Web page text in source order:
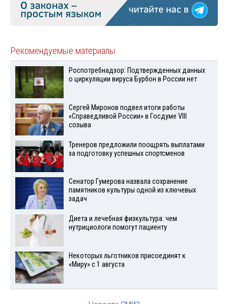
Рекомендуемые материалы
Роспотребнадзор: Подтвержденных данных
о циркуляции вируса Бурбон в России нет
Сергей Миронов подвел итоги работы
«Справедливой России» в Госдуме VIII
созыва
Тренеров предложили поощрять выплатами
за подготовку успешных спортсменов
Сенатор Гумерова назвала сохранение
памятников культуры одной из ключевых
задач
Диета и лечебная физкультура: чем
нутрициологи помогут пациенту
Некоторых льготников присоединят к
«Миру» с 1 августа